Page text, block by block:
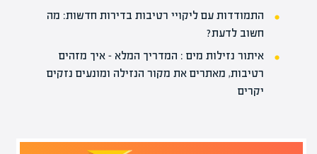
התמודדות עם ליקויי רטיבות בדירות חדשות: מה
חשוב לדעת?
איתור נזילות מים : המדריך המלא – איך מזהים
רטיבות, מאתרים את מקור הנזילה ומונעים נזקים
יקרים